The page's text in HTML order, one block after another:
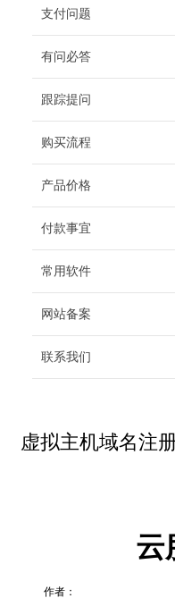
支付问题
有问必答
跟踪提问
购买流程
产品价格
付款事宜
常用软件
网站备案
联系我们
虚拟主机域名注
云
作者：